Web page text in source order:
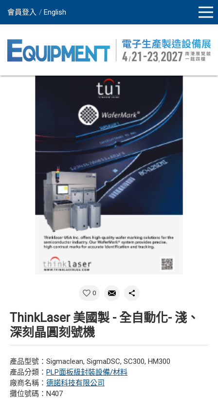
會員登入 English
0
ThinkLaser 美國製 - 全自動化- 淺、
深刻晶圓刻號機
產品型號：Sigmaclean, SigmaDSC, SC300, HM300
產品分類： PLP面板級封裝設備/材料
廠商名稱： 德諾科技有限公司
攤位號碼：N407